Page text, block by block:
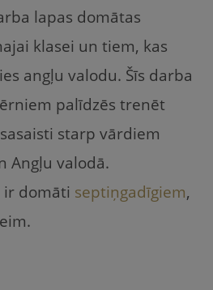
lapas domātas
klasei un tiem, kas
angļu valodu. Šīs darba
palīdzēs trenēt
starp vārdiem
Angļu valodā.
domāti septiņgadīgiem,